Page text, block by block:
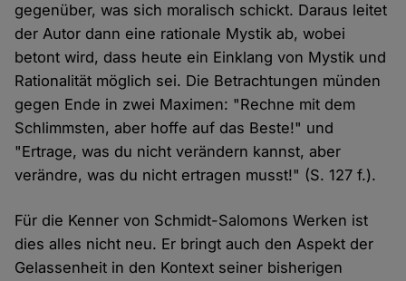
gegenüber, was sich moralisch schickt. Daraus leitet
der Autor dann eine rationale Mystik ab, wobei
betont wird, dass heute ein Einklang von Mystik und
Rationalität möglich sei. Die Betrachtungen münden
gegen Ende in zwei Maximen: "Rechne mit dem
Schlimmsten, aber hoffe auf das Beste!" und
"Ertrage, was du nicht verändern kannst, aber
verändre, was du nicht ertragen musst!" (S. 127 f.).
Für die Kenner von Schmidt-Salomons Werken ist
dies alles nicht neu. Er bringt auch den Aspekt der
Gelassenheit in den Kontext seiner bisherigen